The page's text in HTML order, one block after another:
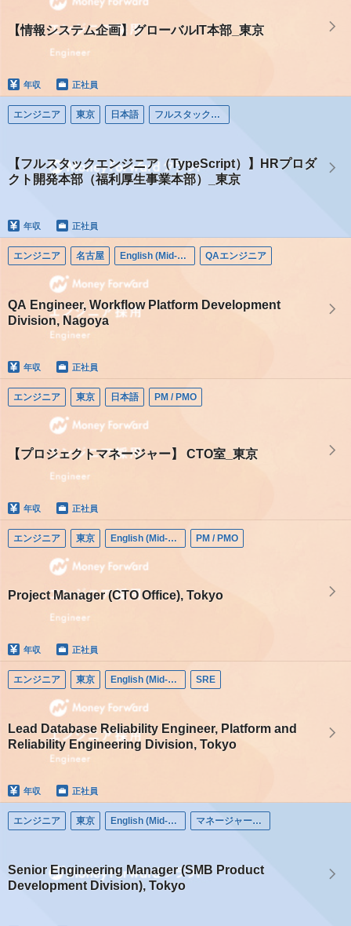
【情報システム企画】グローバルIT本部_東京
年収 正社員
エンジニア 東京 日本語 フルスタックエンジニア
【フルスタックエンジニア（TypeScript）】HRプロダ
クト開発本部（福利厚生事業本部）_東京
年収 正社員
エンジニア 名古屋 English (Mid-career) QAエンジニア
QA Engineer, Workflow Platform Development
Division, Nagoya
年収 正社員
エンジニア 東京 日本語 PM / PMO
【プロジェクトマネージャー】 CTO室_東京
年収 正社員
エンジニア 東京 English (Mid-career) PM / PMO
Project Manager (CTO Office), Tokyo
年収 正社員
エンジニア 東京 English (Mid-career) SRE
Lead Database Reliability Engineer, Platform and
Reliability Engineering Division, Tokyo
年収 正社員
エンジニア 東京 English (Mid-career) マネージャー（エンジニア）
Senior Engineering Manager (SMB Product
Development Division), Tokyo